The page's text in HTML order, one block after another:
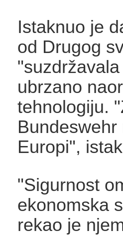
Istaknuo je
od Drugog
ubrzano
tehnologiju.
Europi",
"Sigurnost
ekonomska
rekao je